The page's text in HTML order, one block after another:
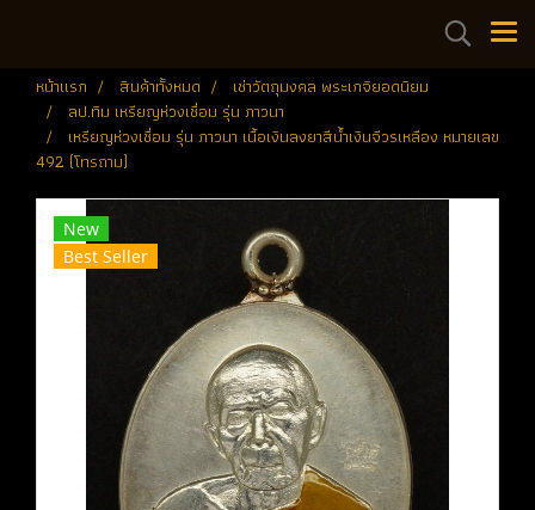
หน้าแรก สินค้าทั้งหมด
เช่าวัตถุมงคล พระเกจิยอดนิยม
ลป.ทิม เหรียญห่วงเชื่อม รุ่น ภาวนา
เหรียญห่วงเชื่อม รุ่น ภาวนา เนื้อเงินลงยาสีน้ำเงินจีวรเหลือง หมายเลข
492 (โทรถาม)
New
Best Seller